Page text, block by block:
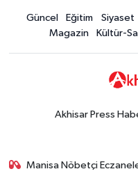
Güncel Eğitim Siyaset
Magazin
Kültür-
Akhisar Press
Manisa Nöbetçi